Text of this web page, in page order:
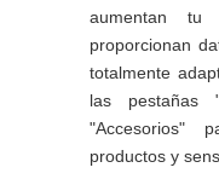
aumentan
proporcionan
totalmente
las pestañas
"Accesorios"
productos y